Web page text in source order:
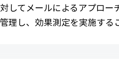
してメールによるアプロー
理し、効果測定を実施する